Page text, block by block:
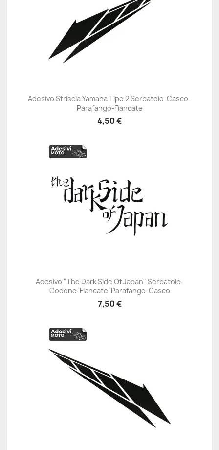
Adesivo Striscia Yamaha Tipo 2 Serbatoio-Casco-
Parafango-Fiancate
4,50 €
Adesivo "The Dark Side Of Japan" Serbatoio-
Codone-Fiancate-Parafango-Casco
7,50 €